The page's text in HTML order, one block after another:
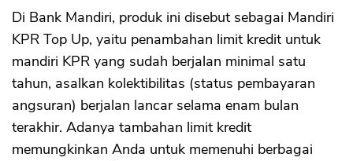
Di Bank Mandiri, produk ini disebut sebagai Mandiri
KPR Top Up, yaitu penambahan limit kredit untuk
mandiri KPR yang sudah berjalan minimal satu
tahun, asalkan kolektibilitas (status pembayaran
angsuran) berjalan lancar selama enam bulan
terakhir. Adanya tambahan limit kredit
memungkinkan Anda untuk memenuhi berbagai